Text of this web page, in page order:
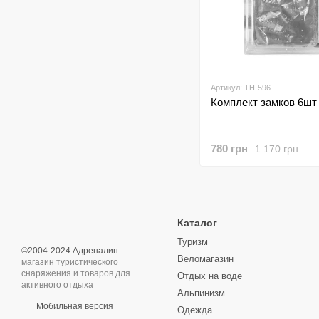
Артикул: TH-596
Комплект замков 6шт
1 170 грн
780 грн
©2004-2024 Адреналин –
магазин туристического
снаряжения и товаров для
активного отдыха
Мобильная версия
Каталог
Туризм
Веломагазин
Отдых на воде
Альпинизм
Одежда